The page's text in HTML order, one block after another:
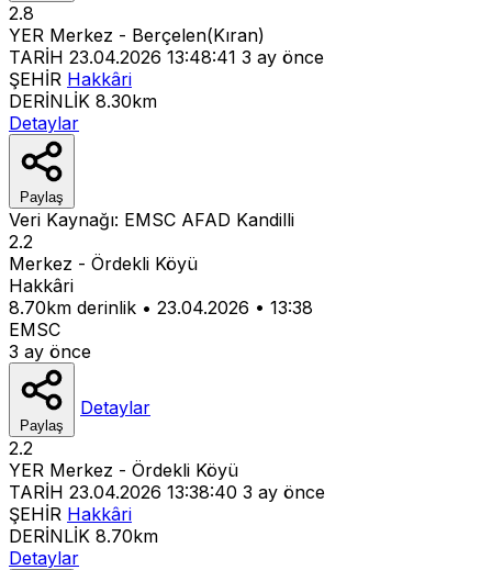
2.8
YER Merkez - Berçelen(Kıran)
TARİH 23.04.2026 13:48:41 3 ay önce
ŞEHİR Hakkâri
DERİNLİK 8.30km
Detaylar
Paylaş
Veri Kaynağı: EMSC AFAD Kandilli
2.2
Merkez - Ördekli Köyü
Hakkâri
8.70km derinlik • 23.04.2026 • 13:38
EMSC
3 ay önce
Paylaş
Detaylar
2.2
YER Merkez - Ördekli Köyü
TARİH 23.04.2026 13:38:40 3 ay önce
ŞEHİR Hakkâri
DERİNLİK 8.70km
Detaylar